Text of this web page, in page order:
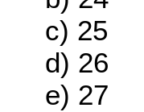
c) 25
d) 26
e) 27